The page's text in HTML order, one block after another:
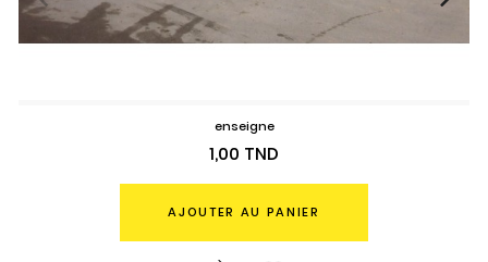
enseigne
Prix
1,00 TND
AJOUTER AU PANIER